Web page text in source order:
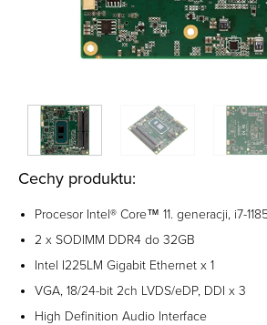
Cechy produktu:
Procesor Intel® Core™ 11. generacji, i7-
2 x SODIMM DDR4 do 32GB
Intel I225LM Gigabit Ethernet x 1
VGA, 18/24-bit 2ch LVDS/eDP, DDI x 3
High Definition Audio Interface